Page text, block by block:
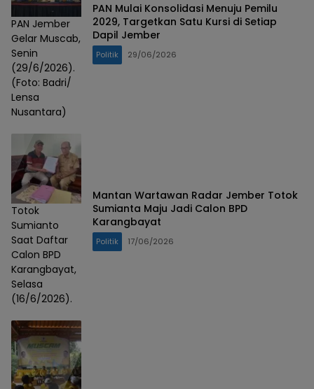
PAN Jember
Gelar Muscab,
Senin
(29/6/2026).
(Foto: Badri/
Lensa
Nusantara)
PAN Mulai Konsolidasi Menuju Pemilu
2029, Targetkan Satu Kursi di Setiap
Dapil Jember
Politik 29/06/2026
Totok
Sumianto
Saat Daftar
Calon BPD
Karangbayat,
Selasa
(16/6/2026).
Mantan Wartawan Radar Jember Totok
Sumianta Maju Jadi Calon BPD
Karangbayat
Politik 17/06/2026